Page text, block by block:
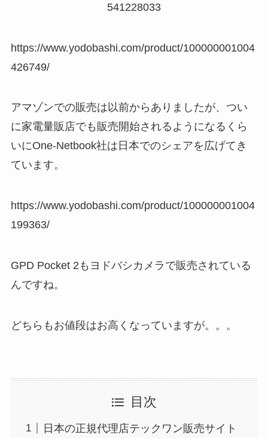
541228033
https://www.yodobashi.com/product/100000001004
426749/
アマゾンでの販売は以前からありましたが、つい
に家電量販店でも販売開始されるようになるくら
いにOne-Netbook社は日本でのシェアを広げてき
ています。
https://www.yodobashi.com/product/100000001004
199363/
GPD Pocket 2もヨドバシカメラで販売されている
んですね。
どちらもお値段はお高くなっていますが。。。
目次
日本の正規代理店テックワン販売サイト